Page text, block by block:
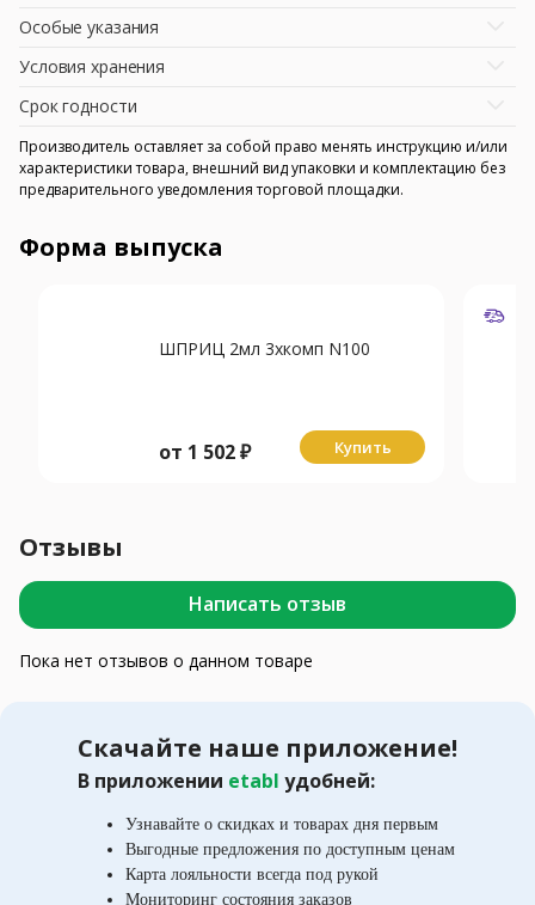
Особые указания
Условия хранения
Срок годности
Производитель оставляет за собой право менять инструкцию и/или
характеристики товара, внешний вид упаковки и комплектацию без
предварительного уведомления торговой площадки.
Форма выпуска
ШПРИЦ 2мл 3хкомп N100
от 1 502₽ Купить
Отзывы
Написать отзыв
Пока нет отзывов о данном товаре
Скачайте наше приложение!
В приложении etabl удобней:
Узнавайте о скидках и товарах дня первым
Выгодные предложения по доступным ценам
Карта лояльности всегда под рукой
Мониторинг состояния заказов